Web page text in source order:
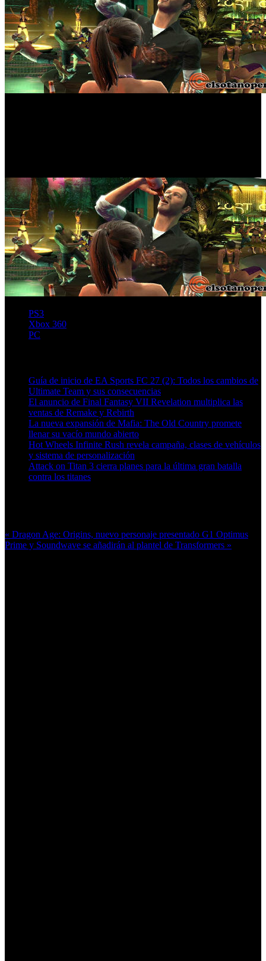
PS3
Xbox 360
PC
Guía de inicio de EA Sports FC 27 (2): Todos los cambios de
Ultimate Team y sus consecuencias
El anuncio de Final Fantasy VII Revelation multiplica las
ventas de Remake y Rebirth
La nueva expansión de Mafia: The Old Country promete
llenar su vacío mundo abierto
Hot Wheels Infinite Rush revela campaña, clases de vehículos
y sistema de personalización
Attack on Titan 3 cierra planes para la última gran batalla
contra los titanes
« Dragon Age: Origins, nuevo personaje presentado G1 Optimus
Prime y Soundwave se añadirán al plantel de Transformers »